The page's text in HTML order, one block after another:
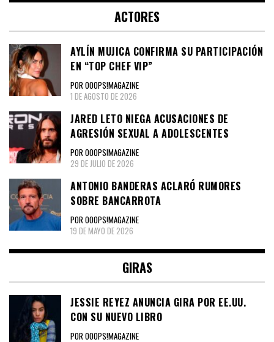
ACTORES
AYLÍN MUJICA CONFIRMA SU PARTICIPACIÓN
EN “TOP CHEF VIP”
POR OOOPS!MAGAZINE
1 DE AGOSTO DE 2026
JARED LETO NIEGA ACUSACIONES DE
AGRESIÓN SEXUAL A ADOLESCENTES
POR OOOPS!MAGAZINE
29 DE JULIO DE 2026
ANTONIO BANDERAS ACLARÓ RUMORES
SOBRE BANCARROTA
POR OOOPS!MAGAZINE
19 DE MAYO DE 2026
GIRAS
JESSIE REYEZ ANUNCIA GIRA POR EE.UU.
CON SU NUEVO LIBRO
POR OOOPS!MAGAZINE